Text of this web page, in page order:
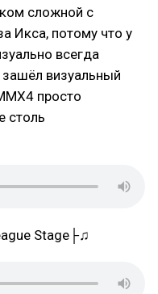
сложной с
Икса, потому что у
всегда
визуальный
просто
столь
Stage├♫